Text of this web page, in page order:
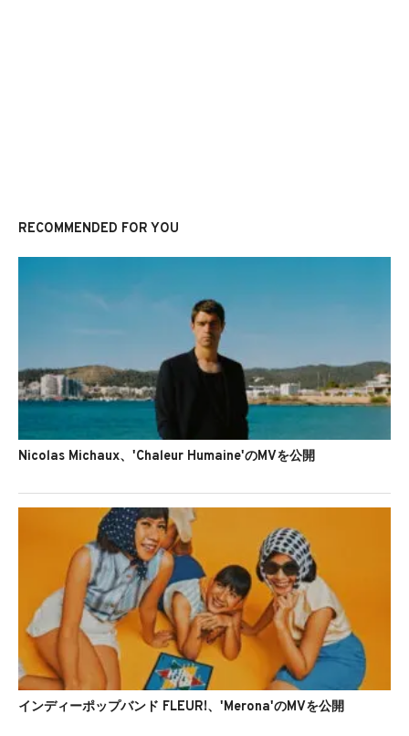
RECOMMENDED FOR YOU
Nicolas Michaux、'Chaleur Humaine'のMVを公開
インディーポップバンド FLEUR!、'Merona'のMVを公開